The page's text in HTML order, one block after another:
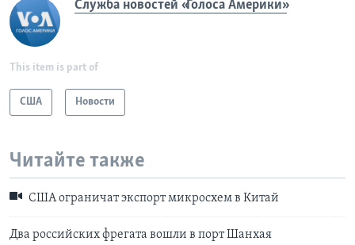
Служба новостей «Голоса Америки»
This item is part of
США Новости
Читайте также
США ограничат экспорт микросхем в Китай
Два российских фрегата вошли в порт Шанхая